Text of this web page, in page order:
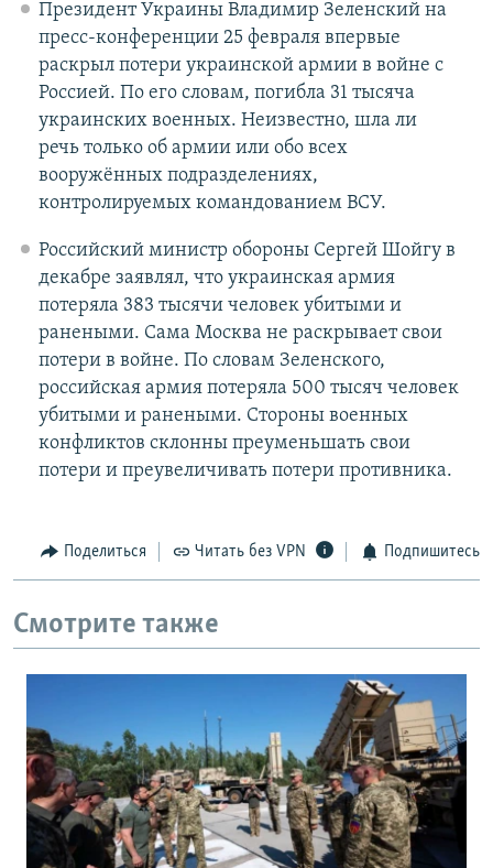
Президент Украины Владимир Зеленский на
пресс-конференции 25 февраля впервые
раскрыл потери украинской армии в войне с
Россией. По его словам, погибла 31 тысяча
украинских военных. Неизвестно, шла ли
речь только об армии или обо всех
вооружённых подразделениях,
контролируемых командованием ВСУ.
Российский министр обороны Сергей Шойгу в
декабре заявлял, что украинская армия
потеряла 383 тысячи человек убитыми и
ранеными. Сама Москва не раскрывает свои
потери в войне. По словам Зеленского,
российская армия потеряла 500 тысяч человек
убитыми и ранеными. Стороны военных
конфликтов склонны преуменьшать свои
потери и преувеличивать потери противника.
Поделиться Читать без VPN Подпишитесь
Смотрите также